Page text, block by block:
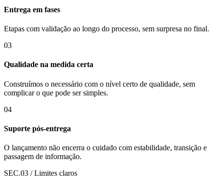
Entrega em fases
Etapas com validação ao longo do processo, sem surpresa no final.
03
Qualidade na medida certa
Construímos o necessário com o nível certo de qualidade, sem
complicar o que pode ser simples.
04
Suporte pós-entrega
O lançamento não encerra o cuidado com estabilidade, transição e
passagem de informação.
SEC.03 / Limites claros